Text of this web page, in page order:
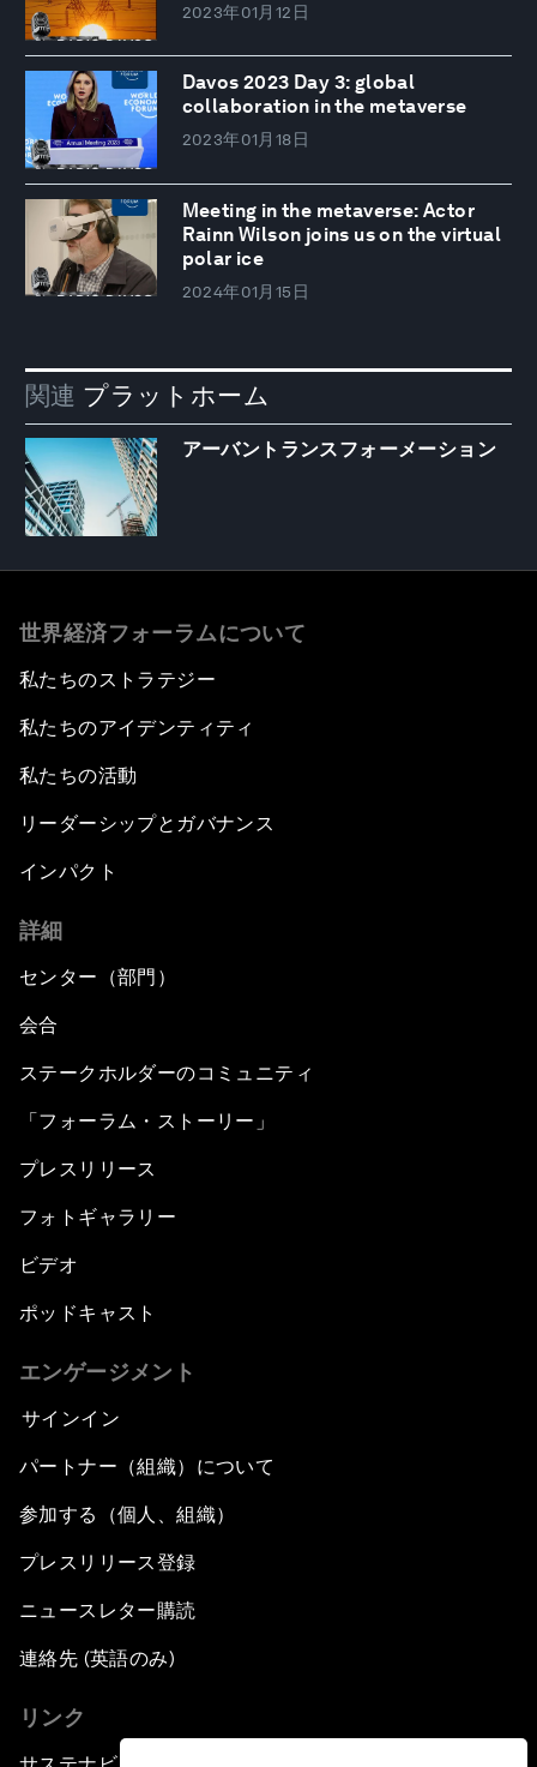
2023年01月12日
Davos 2023 Day 3: global
collaboration in the metaverse
2023年01月18日
Meeting in the metaverse: Actor
Rainn Wilson joins us on the virtual
polar ice
2024年01月15日
関連 プラットホーム
アーバントランスフォーメーション
世界経済フォーラムについて
私たちのストラテジー
私たちのアイデンティティ
私たちの活動
リーダーシップとガバナンス
インパクト
詳細
センター（部門）
会合
ステークホルダーのコミュニティ
「フォーラム・ストーリー」
プレスリリース
フォトギャラリー
ビデオ
ポッドキャスト
エンゲージメント
サインイン
パートナー（組織）について
参加する（個人、組織）
プレスリリース登録
ニュースレター購読
連絡先 (英語のみ)
リンク